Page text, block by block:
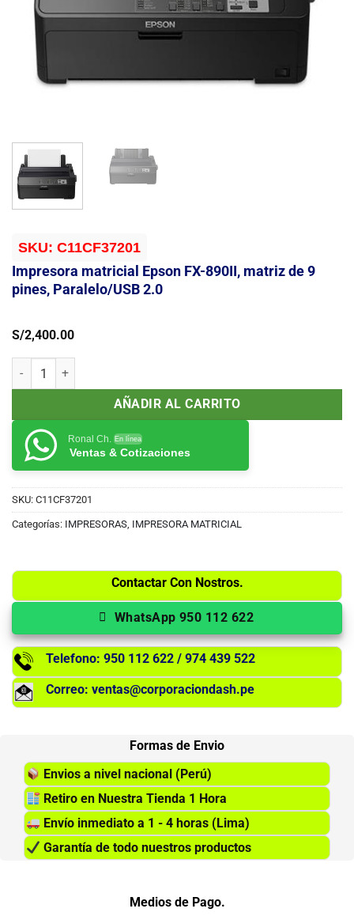
SKU: C11CF37201
Impresora matricial Epson FX-890II, matriz de 9
pines, Paralelo/USB 2.0
S/2,400.00
Impresora matricial Epson FX-890II, matriz de 9 pines, Paralelo/
AÑADIR AL CARRITO
Ronal Ch. En línea
Ventas & Cotizaciones
SKU: C11CF37201
Categorías: IMPRESORAS, IMPRESORA MATRICIAL
Contactar Con Nostros.
WhatsApp 950 112 622
Telefono: 950 112 622 / 974 439 522
Correo: ventas@corporaciondash.pe
Formas de Envio
Envios a nivel nacional (Perú)
Retiro en Nuestra Tienda 1 Hora
Envío inmediato a 1 - 4 horas (Lima)
Garantía de todo nuestros productos
Medios de Pago.